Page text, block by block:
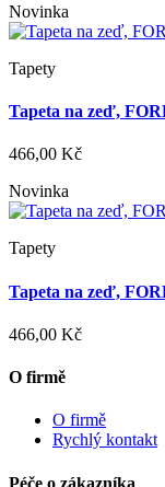
Novinka
Tapety
Tapeta na zeď,
466,00 Kč
Novinka
Tapety
Tapeta na zeď,
466,00 Kč
O firmě
O firmě
Rychlý kontakt
Péče o zákazníka